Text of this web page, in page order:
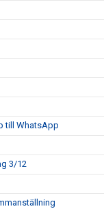
till WhatsApp
3/12